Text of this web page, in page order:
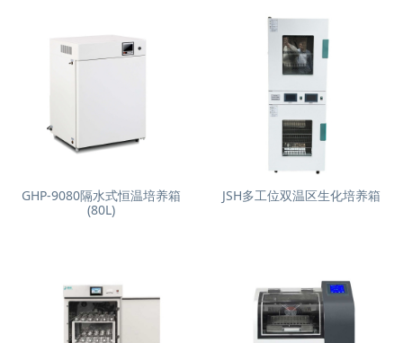
GHP-9080隔水式恒温培养箱
(80L)
JSH多工位双温区生化培养箱